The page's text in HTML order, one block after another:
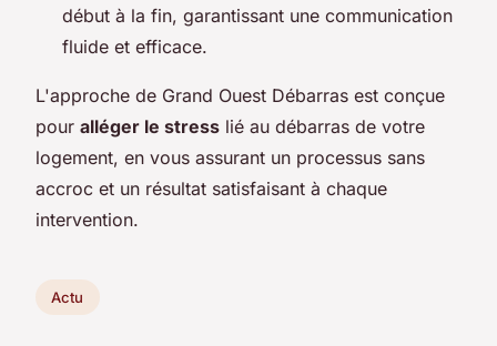
début à la fin, garantissant une communication
fluide et efficace.
L'approche de Grand Ouest Débarras est conçue
pour alléger le stress lié au débarras de votre
logement, en vous assurant un processus sans
accroc et un résultat satisfaisant à chaque
intervention.
Actu